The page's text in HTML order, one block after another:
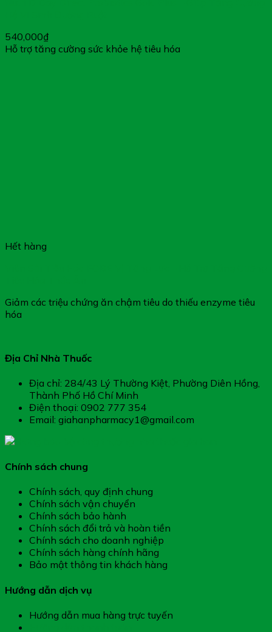
540,000₫
Hỗ trợ tăng cường sức khỏe hệ tiêu hóa
Hết hàng
Giảm các triệu chứng ăn chậm tiêu do thiếu enzyme tiêu
hóa
Địa Chỉ Nhà Thuốc
Địa chỉ: 284/43 Lý Thường Kiệt, Phường Diên Hồng,
Thành Phố Hồ Chí Minh
Điện thoại: 0902 777 354
Email: giahanpharmacy1@gmail.com
Chính sách chung
Chính sách, quy định chung
Chính sách vận chuyển
Chính sách bảo hành
Chính sách đổi trả và hoàn tiền
Chính sách cho doanh nghiệp
Chính sách hàng chính hãng
Bảo mật thông tin khách hàng
Hướng dẫn dịch vụ
Hướng dẫn mua hàng trực tuyến